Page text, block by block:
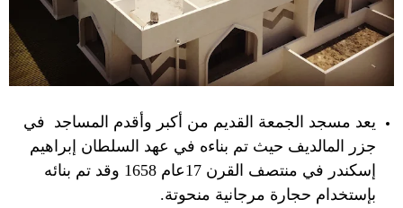
يعد مسجد الجمعة القديم من أكبر وأقدم المساجد في
جزر المالديف حيث تم بناءه في عهد السلطان إبراهيم
إسكندر في منتصف القرن 17عام 1658 وقد تم بنائه
بإستخدام حجارة مرجانية منحوتة.